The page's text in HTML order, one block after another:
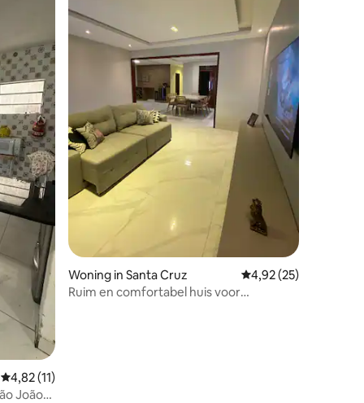
Gemiddelde beoordeling van 4,82 uit 5, 11 recensies
4,82 (11)
João
Woning in Santa Cruz Gemiddelde
4,92 (25)
Ruim en comfortabel huis voor